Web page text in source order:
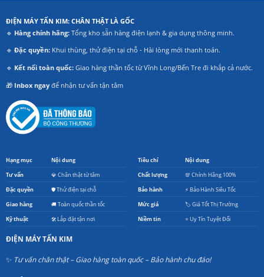
ĐIỆN MÁY TẤN KIM: CHÂN THẬT LÀ GỐC
🔹 Hàng chính hãng:Tổng kho sẵn hàng điện lạnh & gia dụng thông minh.
🔹 Đặc quyền:Khui thùng, thử điện tại chỗ - Hài lòng mới thanh toán.
🔹 Kết nối toàn quốc:Giao hàng thần tốc từ Vĩnh Long/Bến Tre đi khắp cả nước.
🎁 Inbox ngayđể nhận tư vấn tận tâm
Hạng mục Nội dung
Tư vấn 💎 Chân thật từ tâm
Đặc quyền 🛡️ Thử điện tại chỗ
Giao hàng 🚚 Toàn quốc thần tốc
Kỹ thuật 🛠️ Lắp đặt tận nơi
Tiêu chí Nội dung
Chất lượng 💯 Chính Hãng 100%
Bảo hành ⚡ Bảo Hành Siêu Tốc
Mức giá 🏷️ Giá Tốt Thị Trường
Niềm tin ⭐ Uy Tín Tuyệt Đối
ĐIỆN MÁY TẤN KIM
✨ Tư vấn chân thật – Giao hàng toàn quốc – Bảo hành chu đáo!